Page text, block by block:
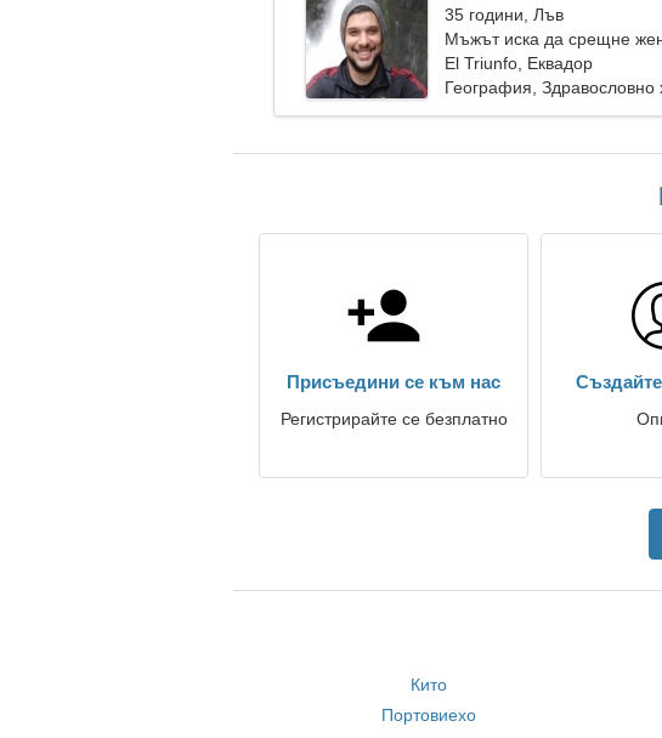
35 години, Лъв
Мъжът иска да срещне
El Triunfo, Еквадор
География, Здравословно
Присъедини се към нас
Регистрирайте се безплатно
Кито
Портовиехо